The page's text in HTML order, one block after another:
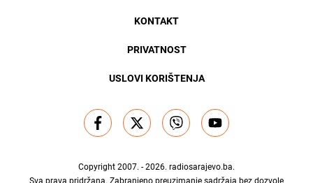
KONTAKT
PRIVATNOST
USLOVI KORIŠTENJA
Copyright 2007. - 2026. radiosarajevo.ba.
Sva prava pridržana. Zabranjeno preuzimanje sadržaja bez dozvole